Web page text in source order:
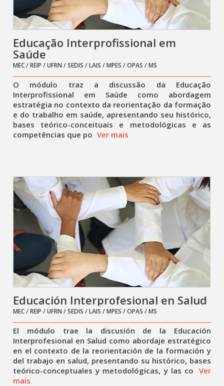
Educação Interprofissional em
Saúde
MEC / REIP / UFRN / SEDIS / LAIS / MPES / OPAS / MS
O módulo traz a discussão da Educação
Interprofissional em Saúde como abordagem
estratégia no contexto da reorientação da formação
e do trabalho em saúde, apresentando seu histórico,
bases teórico-conceituais e metodológicas e as
competências que po Ver mais
Educación Interprofesional en Salud
MEC / REIP / UFRN / SEDIS / LAIS / MPES / OPAS / MS
El módulo trae la discusión de la Educación
Interprofesional en Salud como abordaje estratégico
en el contexto de la reorientación de la formación y
del trabajo en salud, presentando su histórico, bases
teórico-conceptuales y metodológicas, y las co Ver
mais